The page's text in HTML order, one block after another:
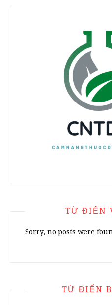
TỪ ĐIỂN
Sorry, no posts were
TỪ ĐIỂN